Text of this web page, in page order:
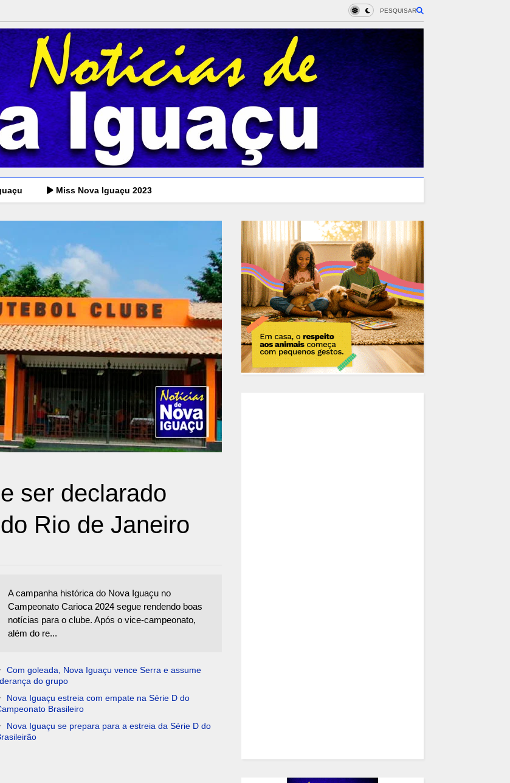
PESQUISAR
Miss Nova Iguaçu 2023
ser declarado
Rio de Janeiro
A campanha histórica do Nova Iguaçu no
Campeonato Carioca 2024 segue rendendo boas
notícias para o clube. Após o vice-campeonato,
além do re...
Com goleada, Nova Iguaçu vence Serra e assume
do grupo
Nova Iguaçu estreia com empate na Série D do
Brasileiro
Nova Iguaçu se prepara para a estreia da Série D do